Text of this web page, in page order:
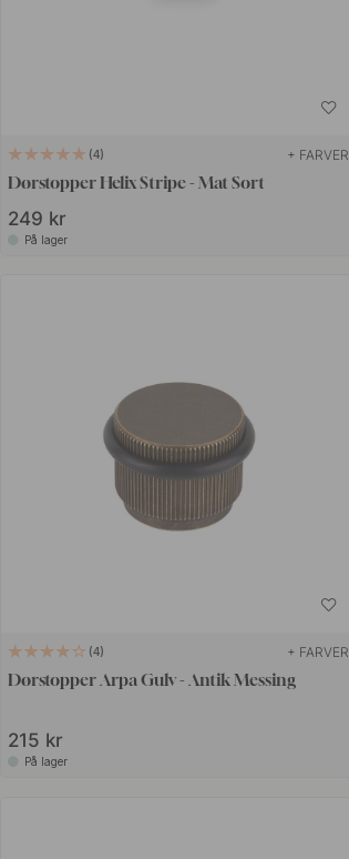
4 + FARVER
Dørstopper Helix Stripe - Mat Sort
249 kr
På lager
4 + FARVER
Dørstopper Arpa Gulv - Antik Messing
215 kr
På lager